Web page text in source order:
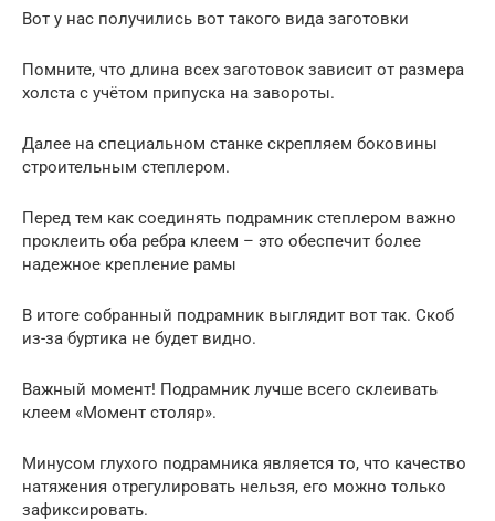
Вот у нас получились вот такого вида заготовки
Помните, что длина всех заготовок зависит от размера
холста с учётом припуска на завороты.
Далее на специальном станке скрепляем боковины
строительным степлером.
Перед тем как соединять подрамник степлером важно
проклеить оба ребра клеем – это обеспечит более
надежное крепление рамы
В итоге собранный подрамник выглядит вот так. Скоб
из-за буртика не будет видно.
Важный момент! Подрамник лучше всего склеивать
клеем «Момент столяр».
Минусом глухого подрамника является то, что качество
натяжения отрегулировать нельзя, его можно только
зафиксировать.